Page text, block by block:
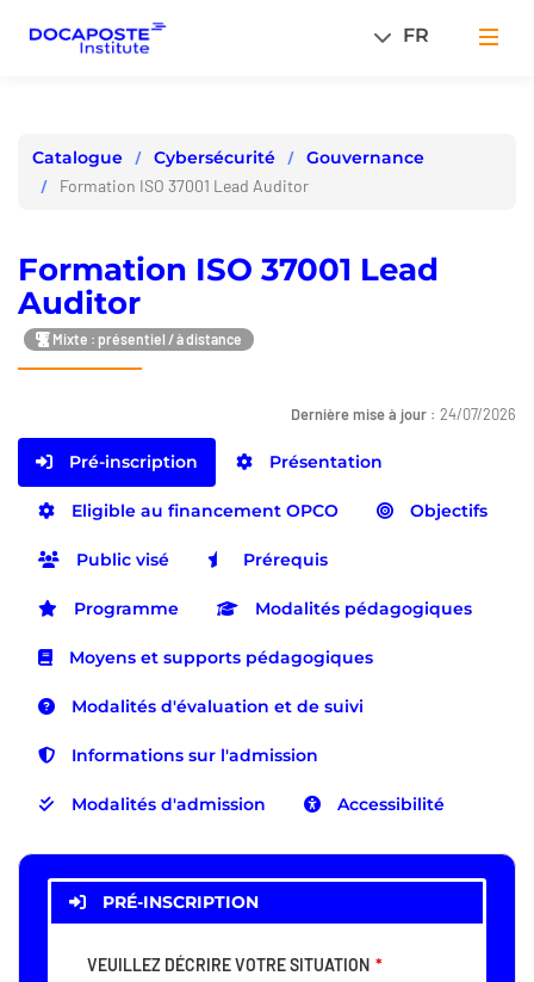
FR
Catalogue Cybersécurité Gouvernance
Formation ISO 37001 Lead Auditor
Formation ISO 37001 Lead
Auditor
Mixte : présentiel / à distance
Dernière mise à jour : 24/07/2026
Pré-inscription Présentation
Eligible au financement OPCO Objectifs
Public visé Prérequis
Programme Modalités pédagogiques
Moyens et supports pédagogiques
Modalités d'évaluation et de suivi
Informations sur l'admission
Modalités d'admission Accessibilité
PRÉ-INSCRIPTION
VEUILLEZ DÉCRIRE VOTRE SITUATION